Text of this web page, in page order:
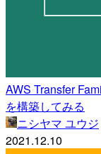
AWS Transfer
を構築してみる
ニシヤマ ユウジ
2021.12.10